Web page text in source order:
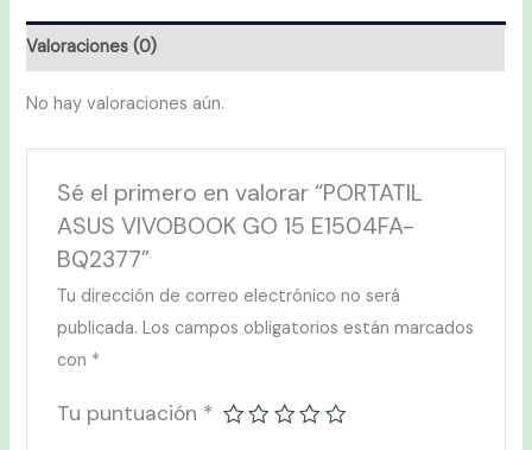
Valoraciones (0)
No hay valoraciones aún.
Sé el primero en valorar “PORTATIL
ASUS VIVOBOOK GO 15 E1504FA-
BQ2377”
Tu dirección de correo electrónico no será
publicada. Los campos obligatorios están marcados
con *
Tu puntuación *